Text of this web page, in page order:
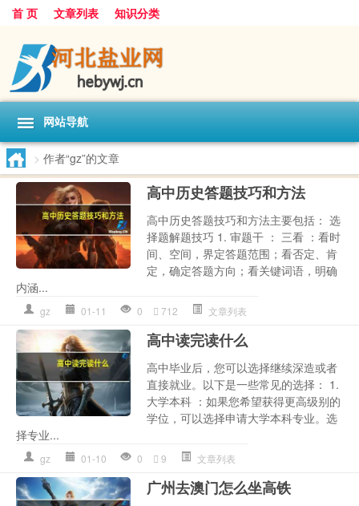
首 页 文章列表 知识分类
网站导航
> 作者“gz”的文章
高中历史答题技巧和方法
高中历史答题技巧和方法主要包括： 选
择题解题技巧 1. 审题干 ： 三看 ：看时
间、空间，界定答题范围；看否定、肯
定，确定答题方向；看关键词语，明确
内涵...
gz 01-11 0 712 文章列表
高中读完读什么
高中毕业后，您可以选择继续深造或者
直接就业。以下是一些常见的选择： 1.
大学本科 ：如果您希望获得更高级别的
学位，可以选择申请大学本科专业。选
择专业...
gz 01-10 0 9 文章列表
广州去澳门怎么坐高铁